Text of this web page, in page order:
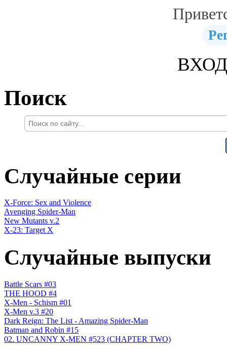
Поиск
Случайные серии
X-Force: Sex and Violence
Avenging Spider-Man
New Mutants v.2
X-23: Target X
Случайные выпуски
Battle Scars #03
THE HOOD #4
X-Men - Schism #01
X-Men v.3 #20
Dark Reign: The List - Amazing Spider-Man
Batman and Robin #15
02. UNCANNY X-MEN #523 (CHAPTER TWO)